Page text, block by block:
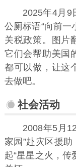
2025年4月9
公厕标语“向前一
关税政策。图片
它们会帮助美国
都可以做，让这
去做吧。
社会活动
2008年5月
家园”赴灾区援
起“星星之火，传